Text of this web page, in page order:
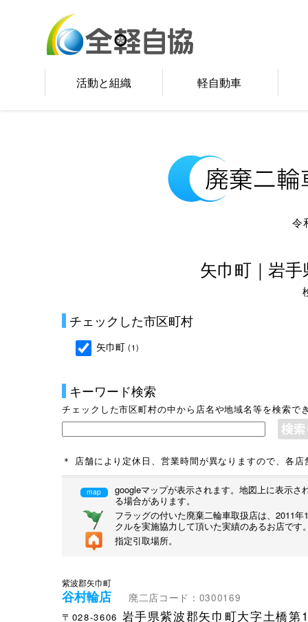
活動と組織 軽自動車
令
矢巾町｜岩
チェックした市区町村
矢巾町 (1)
キーワード検索
チェックした市区町村の中から店名や地域名等を検索で
＊ 店舗により定休日、営業時間が異なりますので、各
map
googleマップが表示されます。地図上に表示
る場合があります。
フラッグの付いた廃棄二輪車取扱店は、2011
クルを実施協力して頂いた実績のあるお店です
指定引取場所。
紫波郡矢巾町
谷村輪店
廃二店コード：0300169
〒028-3606 岩手県紫波郡矢巾町大字土橋第